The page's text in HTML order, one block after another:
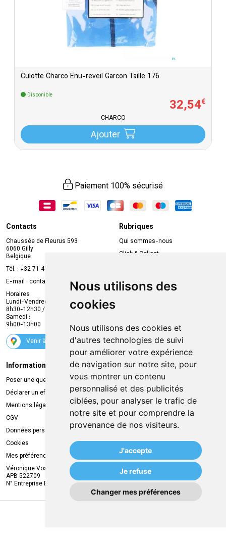
Nous utilisons des
cookies
Nous utilisons des cookies et
d'autres technologies de suivi
pour améliorer votre expérience
de navigation sur notre site, pour
vous montrer un contenu
personnalisé et des publicités
ciblées, pour analyser le trafic de
notre site et pour comprendre la
provenance de nos visiteurs.
J'accepte
Je refuse
Changer mes préférences
Culotte Charco Enu-reveil Garcon Taille 176
Disponible
32,54€
CHARCO
Ajouter
Paiement 100% sécurisé
Contacts
Chaussée de Fleurus 593
6060 Gilly
Belgique
Tél. : +32 71 41 32 10
E-mail : contact
mvapharma.be
Horaires
Lundi-Vendredi :
8h30-12h30 / 13h30-18h30
Samedi :
9h00-13h00
Venir à la pharmacie
Rubriques
Qui sommes-nous
Click & Collect
Compte professionnel
Envoi d’ordonnance
Suivez-nous
Informations légales
Poser une question
Déclarer un effet indésirable
Mentions légales
CGV
Données personnelles
Cookies
Mes préférences Cookies
Véronique Vos
APB 522709
N° Entreprise BE0749.944.612
Livraison
Retrait à la pharmacie
Livraison chez vous
Livraison dans un Point Relais